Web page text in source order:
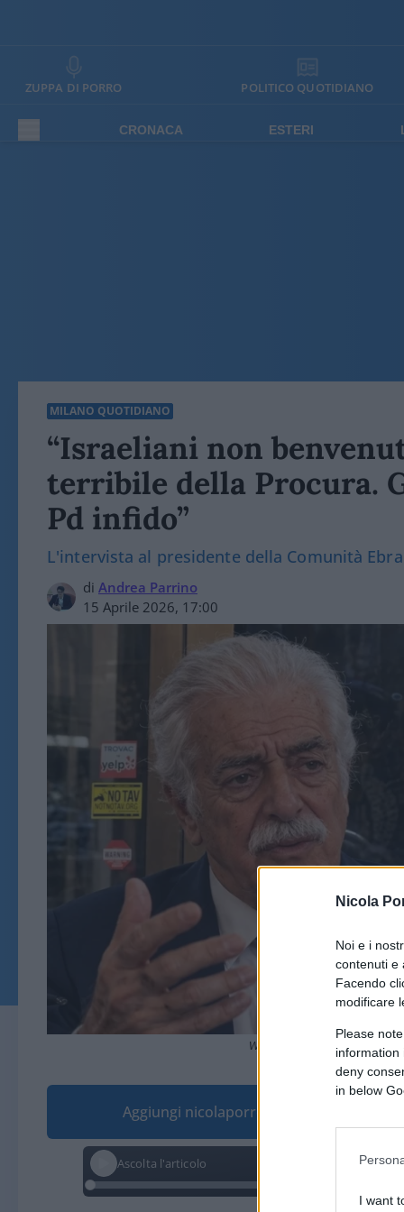
Nicola
Noi e i
contenuti e
Facendo
modificare
Please
information
deny
in below
I want
ZUPPA DI PORRO POLITICO QUOTIDIANO
CRONACA ESTERI
MILANO QUOTIDIANO
“Israeliani non
terribile della Procura.
Pd infido”
L'intervista al presidente della Comunità
di Andrea Parrino
15 Aprile 2026, 17:00
Walker Meghnagi (immagine
Aggiungi nicolaporro.it alle tue fonti
Ascolta l'articolo